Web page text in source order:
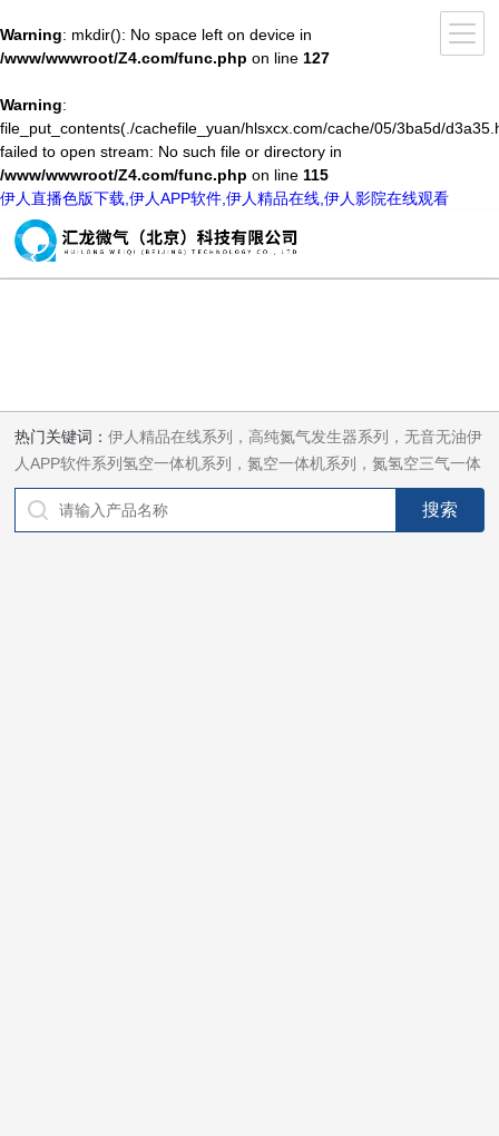
Warning: mkdir(): No space left on device in
/www/wwwroot/Z4.com/func.php on line 127
Warning:
file_put_contents(./cachefile_yuan/hlsxcx.com/cache/05/3ba5d/
failed to open stream: No such file or directory in
/www/wwwroot/Z4.com/func.php on line 115
伊人直播色版下载,伊人APP软件,伊人精品在线,伊人影院在线观看
热门关键词：伊人精品在线系列，高纯氮气发生器系列，无音无油伊
人APP软件系列氢空一体机系列，氮空一体机系列，氮氢空三气一体
机系列，气体净化器系列，代理日本DKK-TOA水质分析，水质检测
仪器，代理南韩SitekPH/离子计，DO计，电导计，多功能计，